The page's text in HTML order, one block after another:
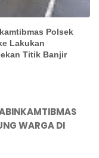
Polsek
Lakukan
Titik Banjir
WARGA DI